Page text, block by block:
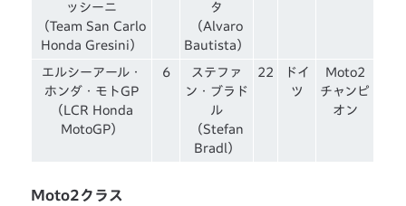
ッシーニ
（Team San Carlo
Honda Gresini）
タ
（Alvaro
Bautista）
エルシーアール・
ホンダ・モトGP
（LCR Honda
MotoGP）
6
ステファ
ン・ブラド
ル
（Stefan
Bradl）
22
ドイ
ツ
Moto2
チャンピ
オン
Moto2クラス